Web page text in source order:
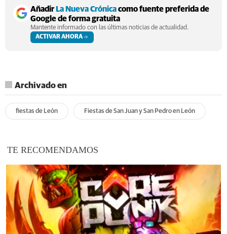
AñadirLa Nueva Crónicacomo fuente preferida de
Google de forma gratuita
Mantente informado con las últimas noticias de actualidad.
ACTIVAR AHORA
Archivado en
fiestas de León Fiestas de San Juan y San Pedro en León
TE RECOMENDAMOS